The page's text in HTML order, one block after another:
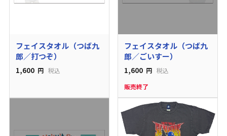
フェイスタオル（つば九
郎／打つぞ）
1,600 円 税込
フェイスタオル（つば九
郎／ごいすー）
1,600 円 税込
販売終了